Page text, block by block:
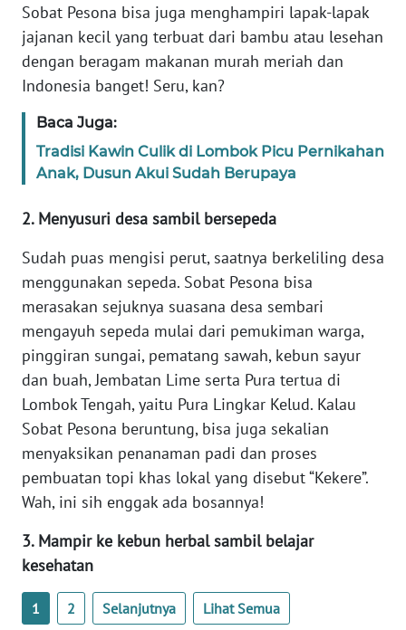
Sobat Pesona bisa juga menghampiri lapak-lapak
jajanan kecil yang terbuat dari bambu atau lesehan
dengan beragam makanan murah meriah dan
Indonesia banget! Seru, kan?
Baca Juga:
Tradisi Kawin Culik di Lombok Picu Pernikahan
Anak, Dusun Akui Sudah Berupaya
2. Menyusuri desa sambil bersepeda
Sudah puas mengisi perut, saatnya berkeliling desa
menggunakan sepeda. Sobat Pesona bisa
merasakan sejuknya suasana desa sembari
mengayuh sepeda mulai dari pemukiman warga,
pinggiran sungai, pematang sawah, kebun sayur
dan buah, Jembatan Lime serta Pura tertua di
Lombok Tengah, yaitu Pura Lingkar Kelud. Kalau
Sobat Pesona beruntung, bisa juga sekalian
menyaksikan penanaman padi dan proses
pembuatan topi khas lokal yang disebut “Kekere”.
Wah, ini sih enggak ada bosannya!
3. Mampir ke kebun herbal sambil belajar
kesehatan
1 2 Selanjutnya Lihat Semua
WN
JABAR
BANTEN
WN
NTT
KEPRI
PAPUA
WN
PAPUA
BARAT
WN
RIAU
SERAMBI
JAMBI